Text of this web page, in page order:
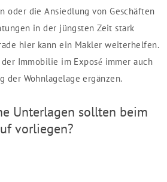
oder die Ansiedlung von Geschäften
in der jüngsten Zeit stark
hier kann ein Makler weiterhelfen.
Immobilie im Exposé immer auch
der Wohnlagelage ergänzen.
Unterlagen sollten beim
vorliegen?